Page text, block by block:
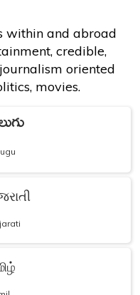
within and abroad
credible,
oriented
movies.